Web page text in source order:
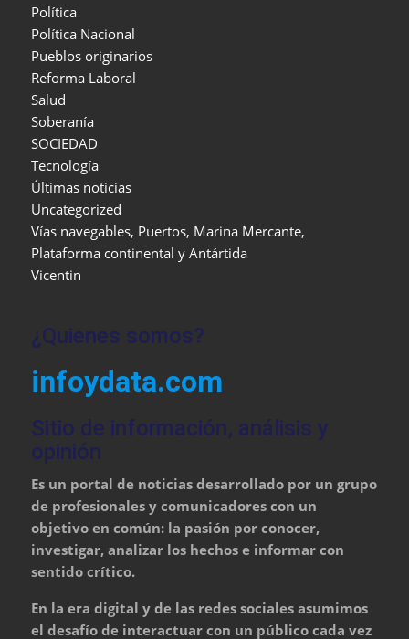
Política
Política Nacional
Pueblos originarios
Reforma Laboral
Salud
Soberanía
SOCIEDAD
Tecnología
Últimas noticias
Uncategorized
Vías navegables, Puertos, Marina Mercante,
Plataforma continental y Antártida
Vicentin
¿Quienes somos?
infoydata.com
Sitio de información, análisis y
opinión
Es un portal de noticias desarrollado por un grupo
de profesionales y comunicadores con un
objetivo en común: la pasión por conocer,
investigar, analizar los hechos e informar con
sentido crítico.
En la era digital y de las redes sociales asumimos
el desafío de interactuar con un público cada vez